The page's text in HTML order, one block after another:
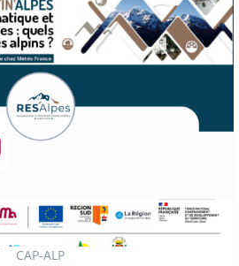
CAP-ALP